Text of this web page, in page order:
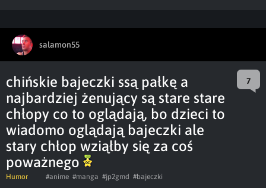
salamon55
chińskie bajeczki ssą pałkę a
najbardziej żenujący są stare stare
chłopy co to oglądają, bo dzieci to
wiadomo oglądają bajeczki ale
stary chłop wziąłby się za coś
poważnego
7
Humor #anime #manga #jp2gmd #bajeczki